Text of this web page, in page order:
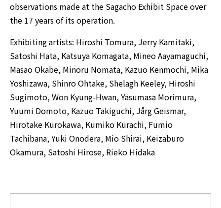
observations made at the Sagacho Exhibit Space over
the 17 years of its operation.
Exhibiting artists: Hiroshi Tomura, Jerry Kamitaki,
Satoshi Hata, Katsuya Komagata, Mineo Aayamaguchi,
Masao Okabe, Minoru Nomata, Kazuo Kenmochi, Mika
Yoshizawa, Shinro Ohtake, Shelagh Keeley, Hiroshi
Sugimoto, Won Kyung-Hwan, Yasumasa Morimura,
Yuumi Domoto, Kazuo Takiguchi, Jårg Geismar,
Hirotake Kurokawa, Kumiko Kurachi, Fumio
Tachibana, Yuki Onodera, Mio Shirai, Keizaburo
Okamura, Satoshi Hirose, Rieko Hidaka